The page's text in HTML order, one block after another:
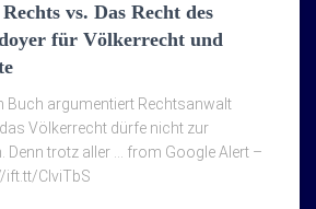
vs. Das Recht des
für Völkerrecht und
Buch argumentiert Rechtsanwalt
Völkerrecht dürfe nicht zur
Denn trotz aller … from Google Alert –
ift.tt/ClviTbS